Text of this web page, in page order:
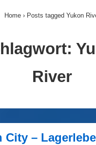
Home › Posts tagged Yukon
River
City –